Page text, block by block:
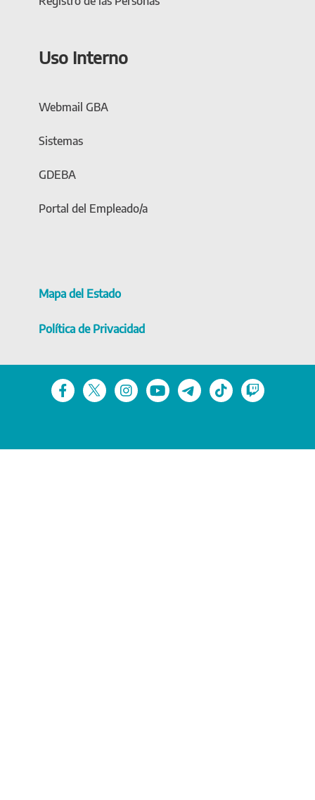
Uso Interno
Webmail GBA
Sistemas
GDEBA
Portal del Empleado/a
Mapa del Estado
Política de Privacidad